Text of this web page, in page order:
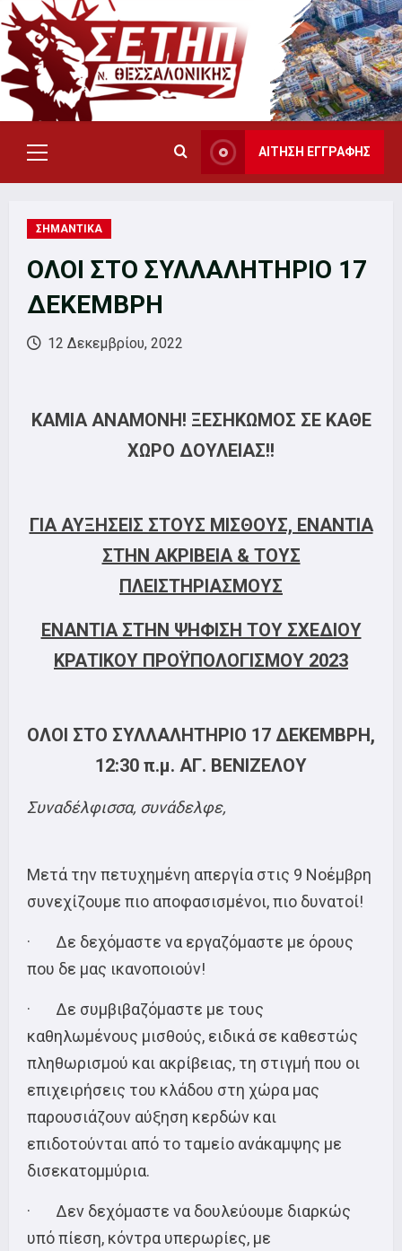
Skip
to
content
Primary
Menu
ΑΙΤΗΣΗ ΕΓΓΡΑΦΗΣ
ΣΗΜΑΝΤΙΚΑ
ΟΛΟΙ ΣΤΟ ΣΥΛΛΑΛΗΤΗΡΙΟ 17
ΔΕΚΕΜΒΡΗ
12 Δεκεμβρίου, 2022
ΚΑΜΙΑ ΑΝΑΜΟΝΗ! ΞΕΣΗΚΩΜΟΣ ΣΕ ΚΑΘΕ
ΧΩΡΟ ΔΟΥΛΕΙΑΣ!!
ΓΙΑ ΑΥΞΗΣΕΙΣ ΣΤΟΥΣ ΜΙΣΘΟΥΣ, ΕΝΑΝΤΙΑ
ΣΤΗΝ ΑΚΡΙΒΕΙΑ & ΤΟΥΣ
ΠΛΕΙΣΤΗΡΙΑΣΜΟΥΣ
ΕΝΑΝΤΙΑ ΣΤΗΝ ΨΗΦΙΣΗ ΤΟΥ ΣΧΕΔΙΟΥ
ΚΡΑΤΙΚΟΥ ΠΡΟΫΠΟΛΟΓΙΣΜΟΥ 2023
ΟΛΟΙ ΣΤΟ ΣΥΛΛΑΛΗΤΗΡΙΟ 17 ΔΕΚΕΜΒΡΗ,
12:30 π.μ. ΑΓ. ΒΕΝΙΖΕΛΟΥ
Συναδέλφισσα, συνάδελφε,
Μετά την πετυχημένη απεργία στις 9 Νοέμβρη
συνεχίζουμε πιο αποφασισμένοι, πιο δυνατοί!
· Δε δεχόμαστε να εργαζόμαστε με όρους
που δε μας ικανοποιούν!
· Δε συμβιβαζόμαστε με τους
καθηλωμένους μισθούς, ειδικά σε καθεστώς
πληθωρισμού και ακρίβειας, τη στιγμή που οι
επιχειρήσεις του κλάδου στη χώρα μας
παρουσιάζουν αύξηση κερδών και
επιδοτούνται από το ταμείο ανάκαμψης με
δισεκατομμύρια.
· Δεν δεχόμαστε να δουλεύουμε διαρκώς
υπό πίεση, κόντρα υπερωρίες, με